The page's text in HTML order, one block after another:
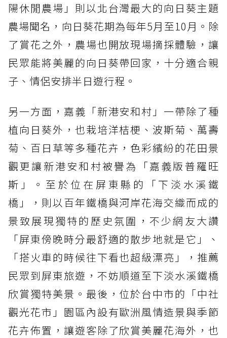
陽休閒農場」則以北台灣最大的向日葵主題
農場聞名，向日葵花期為每年5月至10月。除
了賞花之外，農場也開放現場摘採體驗，讓
民眾能將美麗的向日葵帶回家，十分適合親
子、情侶安排半日遊行程。
另一方面，嘉義「新港安和村」一帶除了種
植向日葵外，也栽培洋桔梗、波斯菊、萬壽
菊、百日草等多種花卉，色彩繽紛的花田景
觀更讓新港安和村被譽為「嘉義版普羅旺
斯」。至於位在屏東縣的「下淡水溪鐵
橋」，則以百年鐵橋與河岸花海交織而成的
景致展現獨特的歷史氛圍，不少網友大讚
「屏東傍晚時分最舒適的散步地就是它」、
「搭火車的時候往下看也超級漂亮」，推薦
民眾到屏東旅遊，不妨順道至下淡水溪鐵橋
欣賞獨特美景。最後，位於台中市的「中社
觀光花市」園區內設有歐洲風情造景與季節
花卉佈置，讓遊客除了欣賞美麗花海外，也